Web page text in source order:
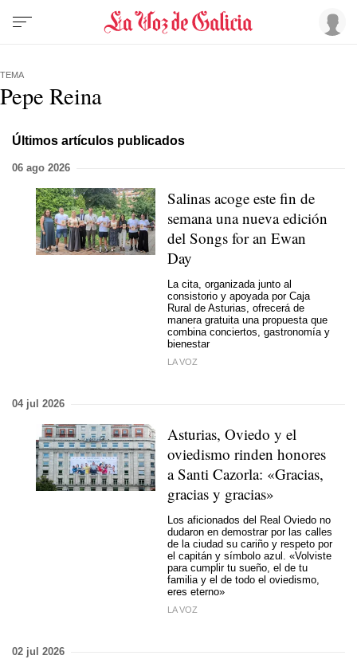
TEMA
Pepe Reina
Últimos artículos publicados
06 ago 2026
Salinas acoge este fin de
semana una nueva edición
del Songs for an Ewan
Day
La cita, organizada junto al
consistorio y apoyada por Caja
Rural de Asturias, ofrecerá de
manera gratuita una propuesta que
combina conciertos, gastronomía y
bienestar
LA VOZ
04 jul 2026
Asturias, Oviedo y el
oviedismo rinden honores
a Santi Cazorla: «Gracias,
gracias y gracias»
Los aficionados del Real Oviedo no
dudaron en demostrar por las calles
de la ciudad su cariño y respeto por
el capitán y símbolo azul. «Volviste
para cumplir tu sueño, el de tu
familia y el de todo el oviedismo,
eres eterno»
LA VOZ
02 jul 2026